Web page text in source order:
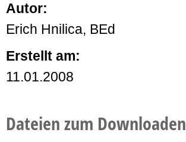
Autor:
Erich Hnilica, BEd
Erstellt am:
11.01.2008
Dateien zum Downloaden